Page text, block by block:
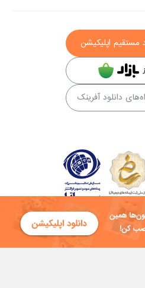
مستقیم اپلیکیشن
دانلود آفرینک
فناوی هفت آسمان توکان تعلق دارد و